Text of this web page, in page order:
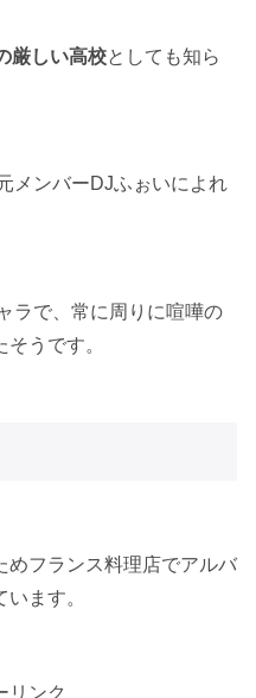
厳しい高校としても知ら
メンバーDJふぉいによれ
ラで、常に周りに喧嘩の
うです。
めフランス料理店でアルバ
ます。
リンク